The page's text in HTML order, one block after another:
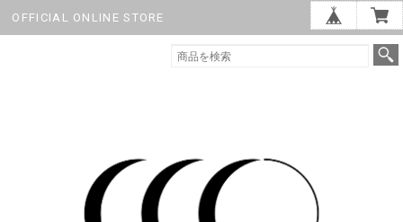
OFFICIAL ONLINE STORE